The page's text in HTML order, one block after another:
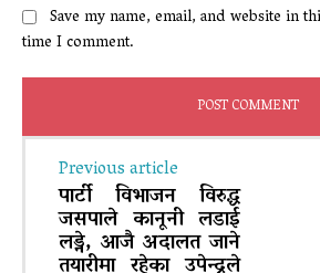
Save my name, email, and website in
time I comment.
Previous article
पार्टी विभाजन विरुद्ध
जसपाले कानूनी लडाई
लड्ने, आजै अदालत जाने